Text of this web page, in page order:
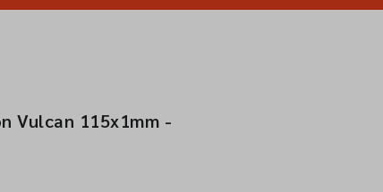
Vulcan 115x1mm -